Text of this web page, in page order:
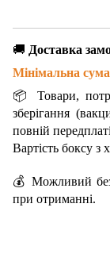
🚚 Доставка
Мінімальна
📦 Товари,
зберігання
повній
Вартість боксу з
💰 Можливий
при отриманні.